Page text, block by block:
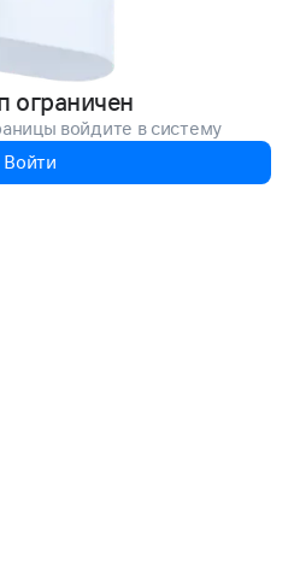
ограничен
войдите в систему
Войти